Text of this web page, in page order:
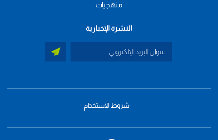
منهجيات
النشرة الإخبارية
footer
شروط الاستخدام